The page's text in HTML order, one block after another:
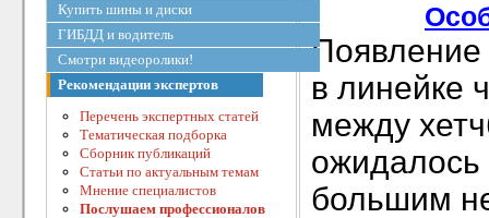
Купить шины и диски
ГИБДД и водитель
Смотри видеоролики!
Рекомендации экспертов
Перечень экспертных статей
Тематическая подборка
Сборник публикаций
Статьи по актуальным темам
Мнение специалистов
Послушаем профессионалов
Появление
в линейке
между
ожидалось
большим